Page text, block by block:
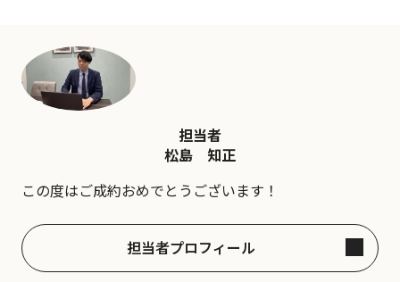
担当者
松島 知正
この度はご成約おめでとうございます！
担当者プロフィール